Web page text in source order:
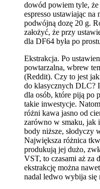
dowód powiem tyle, że
espresso ustawiając na
podwójną dozę 20 g.
założyć, że przy
dla DF64 była po
Ekstrakcja. Po
powtarzalna, wbrew
(Reddit). Czy to jest
do klasycznych DLC? I
dla osób, które piją po
takie inwestycje.
różni kawa jasno od
zarówno w smaku, jak
body niższe, słodyczy
Największa różnica
produkują jej dużo,
VST, to czasami aż za
ekstrakcję można
nadal ledwo wybija się